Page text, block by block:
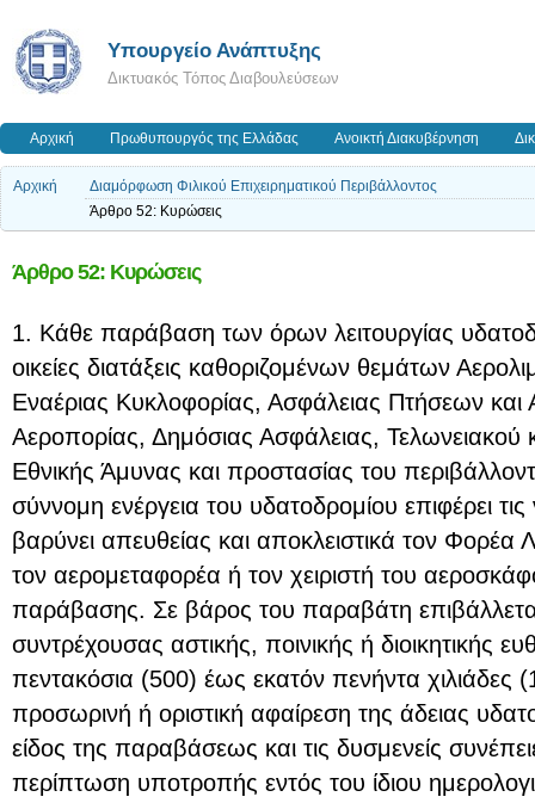
Υπουργείο Ανάπτυξης
Δικτυακός Τόπος Διαβουλεύσεων
Αρχική Πρωθυπουργός της Ελλάδας Ανοικτή Διακυβέρνηση
Αρχική
Διαμόρφωση Φιλικού Επιχειρηματικού Περιβάλλοντος
Άρθρο 52: Κυρώσεις
Άρθρο 52: Κυρώσεις
1. Κάθε παράβαση των όρων λειτουργίας
οικείες διατάξεις καθοριζομένων θεμάτων
Εναέριας Κυκλοφορίας, Ασφάλειας Πτήσεων και
Αεροπορίας, Δημόσιας Ασφάλειας, Τελωνειακού
Εθνικής Άμυνας και προστασίας του
σύννομη ενέργεια του υδατοδρομίου επιφέρει
βαρύνει απευθείας και αποκλειστικά τον Φορέα
τον αερομεταφορέα ή τον χειριστή του
παράβασης. Σε βάρος του παραβάτη
συντρέχουσας αστικής, ποινικής ή διοικητικής
πεντακόσια (500) έως εκατόν πενήντα
προσωρινή ή οριστική αφαίρεση της άδειας
είδος της παραβάσεως και τις δυσμενείς
περίπτωση υποτροπής εντός του ίδιου